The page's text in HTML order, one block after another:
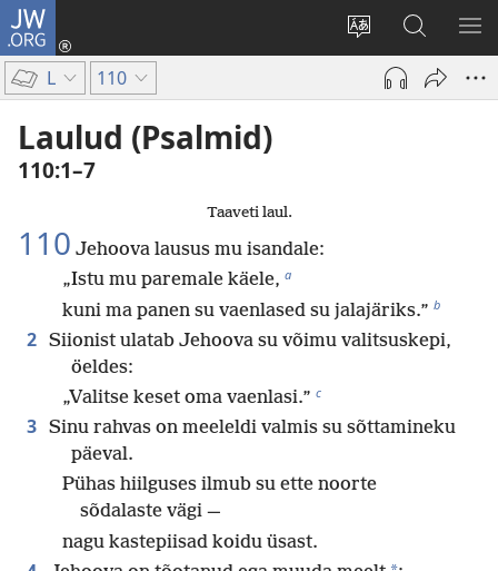
JW.ORG
Muuda
veebisaidi
keelt
Logi
sisse
Otsi
saidilt
JW.ORG
L 110
Laulud (Psalmid)
110:1–7
Taaveti laul.
110 Jehoova lausus mu isandale:
„Istu mu paremale käele, a
kuni ma panen su vaenlased su jalajäriks.” b
2 Siionist ulatab Jehoova su võimu valitsuskepi,
öeldes:
„Valitse keset oma vaenlasi.” c
3 Sinu rahvas on meeleldi valmis su sõttamineku
päeval.
Pühas hiilguses ilmub su ette noorte
sõdalaste vägi —
nagu kastepiisad koidu üsast.